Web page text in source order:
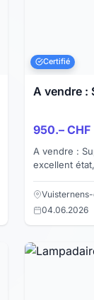
Certifié
A vendre :
950.– CHF
A vendre :
excellent
chambre -
04.06.2026